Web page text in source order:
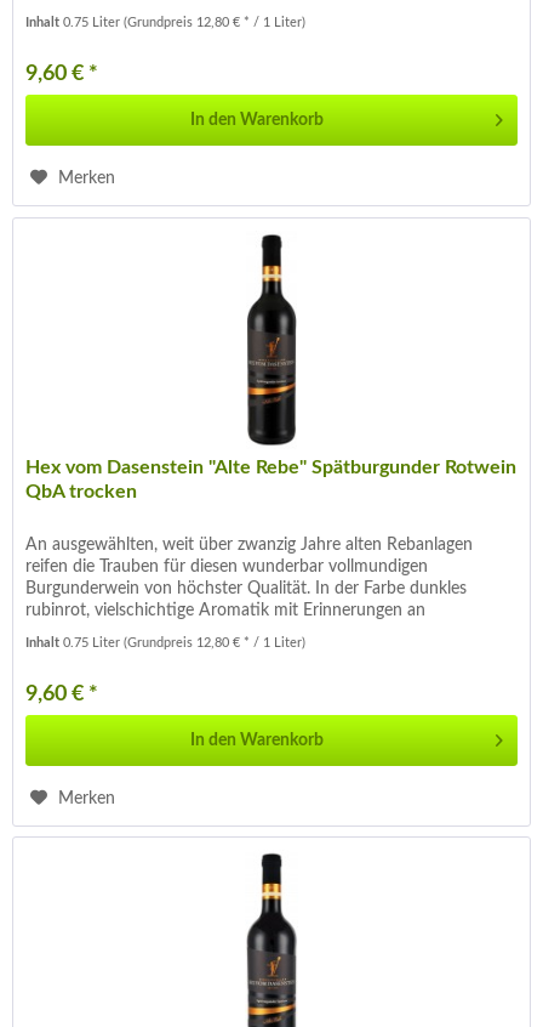
Sauerkirsche,...
Inhalt0.75 Liter(Grundpreis 12,80 € * / 1 Liter)
9,60 € *
In den Warenkorb
Merken
Hex vom Dasenstein "Alte Rebe" Spätburgunder Rotwein
QbA trocken
An ausgewählten, weit über zwanzig Jahre alten Rebanlagen
reifen die Trauben für diesen wunderbar vollmundigen
Burgunderwein von höchster Qualität. In der Farbe dunkles
rubinrot, vielschichtige Aromatik mit Erinnerungen an
Inhalt0.75 Liter(Grundpreis 12,80 € * / 1 Liter)
9,60 € *
In den Warenkorb
Merken